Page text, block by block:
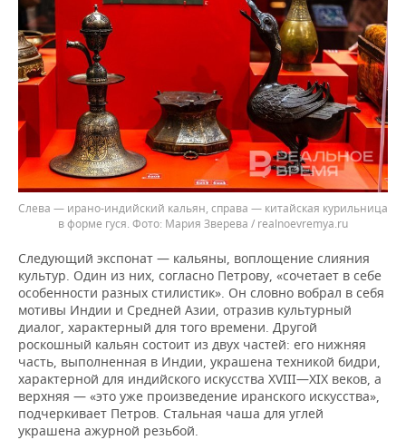
Слева — ирано-индийский кальян, справа — китайская курильница
в форме гуся.
Мария Зверева / realnoevremya.ru
Следующий экспонат — кальяны, воплощение слияния
культур. Один из них, согласно Петрову, «сочетает в себе
особенности разных стилистик». Он словно вобрал в себя
мотивы Индии и Средней Азии, отразив культурный
диалог, характерный для того времени. Другой
роскошный кальян состоит из двух частей: его нижняя
часть, выполненная в Индии, украшена техникой бидри,
характерной для индийского искусства XVIII—XIX веков, а
верхняя — «это уже произведение иранского искусства»,
подчеркивает Петров. Стальная чаша для углей
украшена ажурной резьбой.